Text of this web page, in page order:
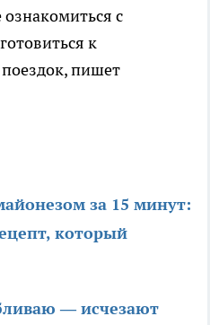
ознакомиться с
к
пишет
за 15 минут:
который
— исчезают